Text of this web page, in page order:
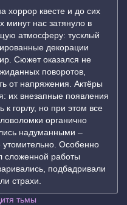
хоррор квесте и до сих
минут нас затянуло в
атмосферу: тусклый
декорации
Сюжет оказался не
поворотов,
от напряжения. Актёры
их внезапные появления
к горлу, но при этом все
органично
надуманными –
Особенно
сложенной работы
подбадривали
страхи.
тьмы